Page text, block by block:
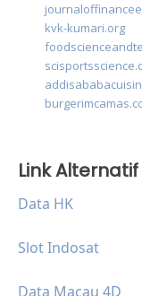
kvk-kumari.org
Link Alternatif
Data HK
Slot Indosat
Data Macau 4D